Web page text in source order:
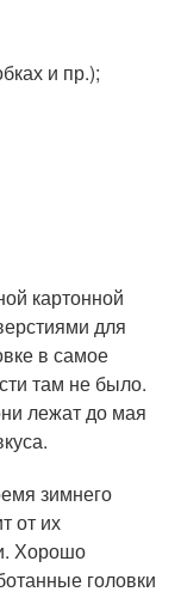
и пр.);
картонной
для
в самое
там не было.
лежат до мая
зимнего
от их
Хорошо
головки